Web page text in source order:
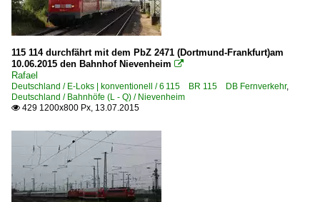
115 114 durchfährt mit dem PbZ 2471 (Dortmund-Frankfurt)am
10.06.2015 den Bahnhof Nievenheim 
Rafael
Deutschland / E-Loks | konventionell / 6 115 BR 115 DB Fernverkehr,
Deutschland / Bahnhöfe (L - Q) / Nievenheim
 429 1200x800 Px, 13.07.2015